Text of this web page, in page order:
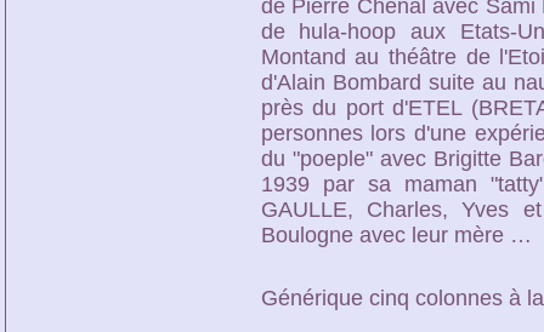
de Pierre Chenal avec
de hula-hoop aux Etats-
Montand au théâtre de
d'Alain Bombard suite au
près du port d'ETEL
personnes lors d'une
du "poeple" avec Brigitte
1939 par sa maman
GAULLE, Charles, Yves
Boulogne avec leur mère …
Générique cinq colonnes à